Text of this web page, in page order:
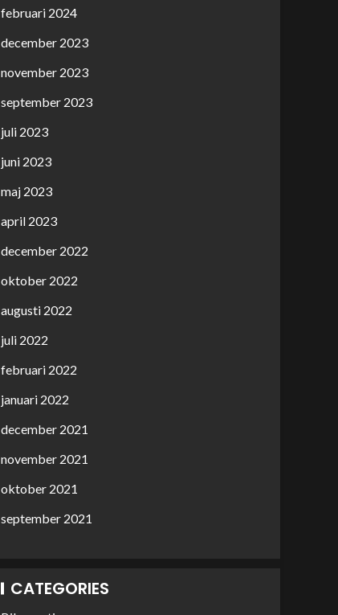
februari 2024
december 2023
november 2023
september 2023
juli 2023
juni 2023
maj 2023
april 2023
december 2022
oktober 2022
augusti 2022
juli 2022
februari 2022
januari 2022
december 2021
november 2021
oktober 2021
september 2021
CATEGORIES